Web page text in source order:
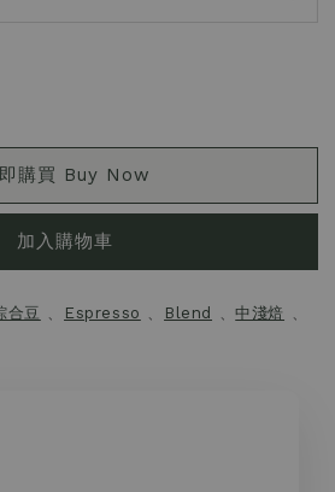
購買 Buy Now
加入購物車
合豆 、 Espresso 、 Blend 、中淺焙
、